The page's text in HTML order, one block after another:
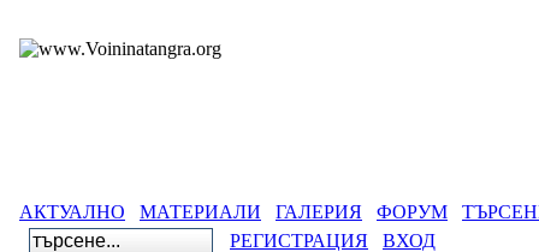
АКТУАЛНО МАТЕРИАЛИ ГАЛЕРИЯ ФОРУМ
РЕГИСТРАЦИЯ
ВХОД